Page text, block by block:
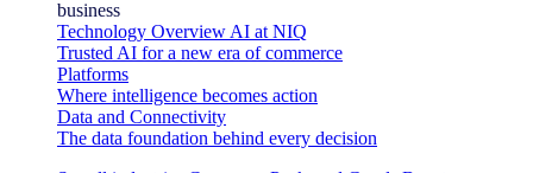
business
Technology Overview AI at NIQ
Trusted AI for a new era of commerce
Platforms
Where intelligence becomes action
Data and Connectivity
The data foundation behind every decision